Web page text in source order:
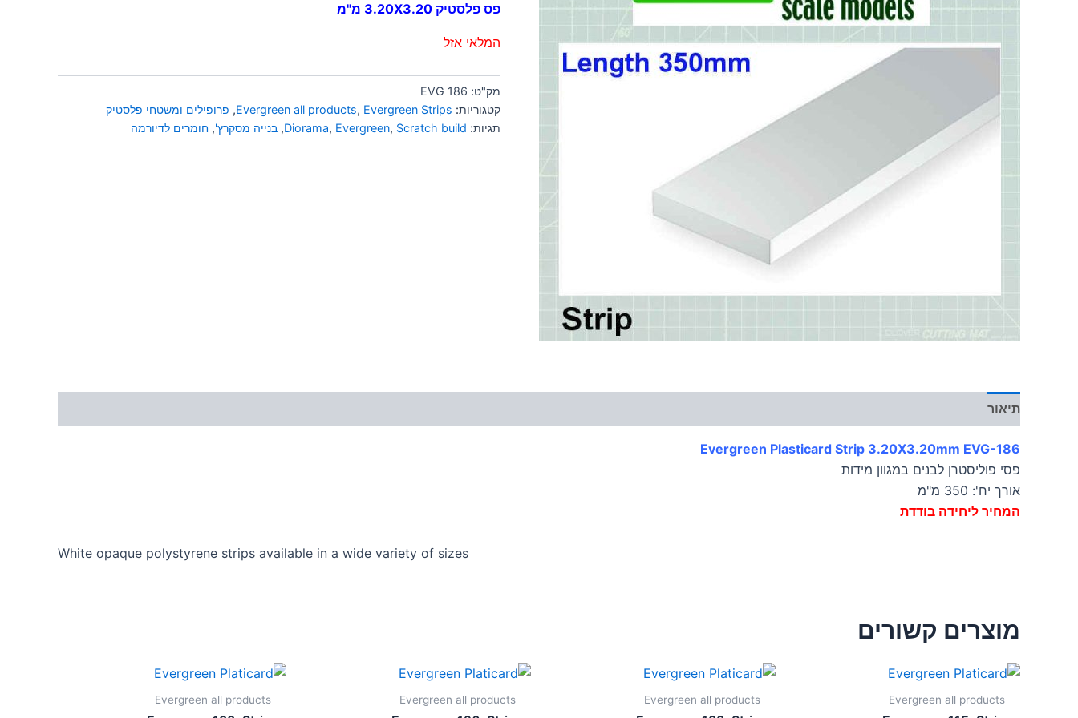
פס פלסטיק 3.20X3.20 מ"מ
המלאי אזל
מק"ט: EVG 186
קטגוריות:
Evergreen all products, Evergreen Strips
, פרופילים ומשטחי פלסטיק
תגיות:
Diorama, Evergreen, Scratch build
, בנייה מסקרץ', חומרים לדיורמה
תיאור
Evergreen Plasticard Strip 3.20X3.20mm EVG-186
פסי פוליסטרן לבנים במגוון מידות
אורך יח': 350 מ"מ
המחיר ליחידה בודדת
White opaque polystyrene strips available in a wide variety of sizes
מוצרים קשורים
Evergreen all products
Evergreen all products
Evergreen all products
Evergreen all products